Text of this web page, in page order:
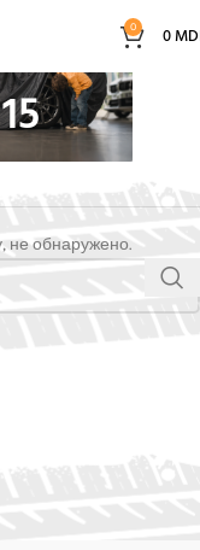
0 0
не обнаружено.